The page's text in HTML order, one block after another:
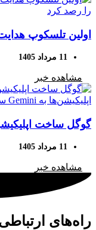
اولین تلسکوپ
آسمان را رصد کرد
11 مرداد 1405
مشاهده خبر
توسعه اپلیکیشن‌ها به Gemini سپرده می‌شود
11 مرداد 1405
مشاهده خبر
راه‌های